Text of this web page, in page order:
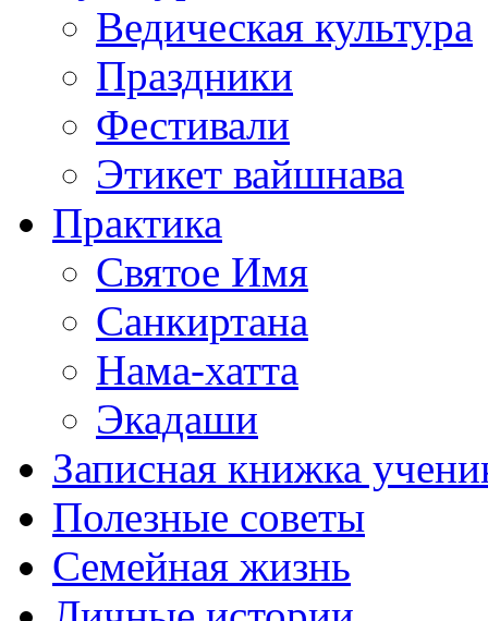
Ведическая культура
Праздники
Фестивали
Этикет вайшнава
Практика
Святое Имя
Санкиртана
Нама-хатта
Экадаши
Записная книжка
Полезные советы
Семейная жизнь